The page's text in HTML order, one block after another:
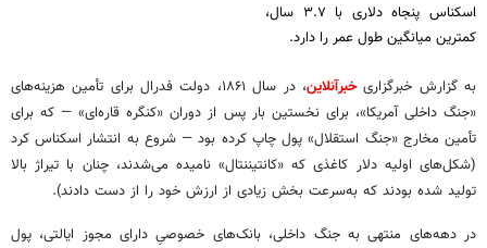
اسکناس پنجاه دلاری با ۳.۷ سال،
کمترین میانگین طول عمر را دارد.
به گزارش خبرگزاریخبرآنلاین
، در سال ۱۸۶۱، دولت فدرال برای تأمین هزینه‌های
«جنگ داخلی آمریکا»، برای نخستین بار پس از دوران «کنگره قاره‌ای» — که برای
تأمین مخارج «جنگ استقلال» پول چاپ کرده بود — شروع به انتشار اسکناس کرد
(شکل‌های اولیه دلار کاغذی که «کانتیننتال» نامیده می‌شدند، چنان با تیراژ بالا
تولید شده بودند که به‌سرعت بخش زیادی از ارزش خود را از دست دادند).
در دهه‌های منتهی به جنگ داخلی، بانک‌های خصوصیِ دارای مجوز ایالتی، پول